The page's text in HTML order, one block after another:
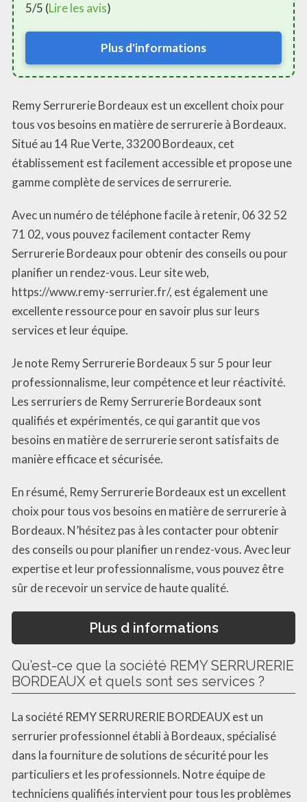
5/5 (Lire les avis)
Plus d'informations
Remy Serrurerie Bordeaux est un excellent choix pour
tous vos besoins en matière de serrurerie à Bordeaux.
Situé au 14 Rue Verte, 33200 Bordeaux, cet
établissement est facilement accessible et propose une
gamme complète de services de serrurerie.
Avec un numéro de téléphone facile à retenir, 06 32 52
71 02, vous pouvez facilement contacter Remy
Serrurerie Bordeaux pour obtenir des conseils ou pour
planifier un rendez-vous. Leur site web,
https://www.remy-serrurier.fr/, est également une
excellente ressource pour en savoir plus sur leurs
services et leur équipe.
Je note Remy Serrurerie Bordeaux 5 sur 5 pour leur
professionnalisme, leur compétence et leur réactivité.
Les serruriers de Remy Serrurerie Bordeaux sont
qualifiés et expérimentés, ce qui garantit que vos
besoins en matière de serrurerie seront satisfaits de
manière efficace et sécurisée.
En résumé, Remy Serrurerie Bordeaux est un excellent
choix pour tous vos besoins en matière de serrurerie à
Bordeaux. N’hésitez pas à les contacter pour obtenir
des conseils ou pour planifier un rendez-vous. Avec leur
expertise et leur professionnalisme, vous pouvez être
sûr de recevoir un service de haute qualité.
Plus d informations
Qu’est-ce que la société REMY SERRURERIE
BORDEAUX et quels sont ses services ?
La société REMY SERRURERIE BORDEAUX est un
serrurier professionnel établi à Bordeaux, spécialisé
dans la fourniture de solutions de sécurité pour les
particuliers et les professionnels. Notre équipe de
techniciens qualifiés intervient pour tous les problèmes